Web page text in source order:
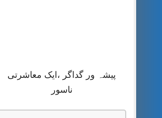
پیشہ ور گداگر ،ایک معاشرتی
ناسور